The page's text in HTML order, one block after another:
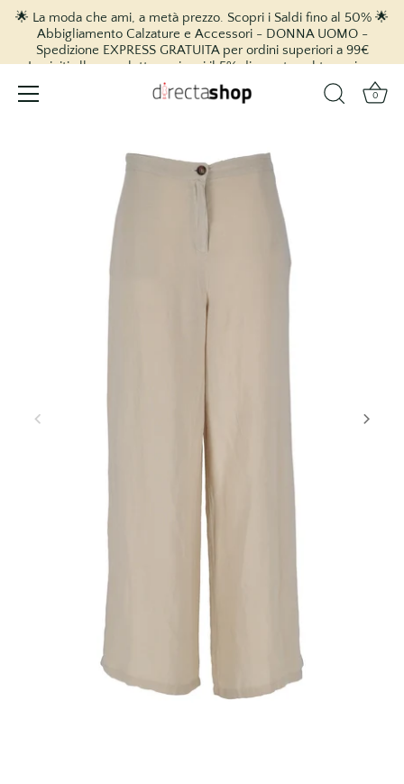
🌟 La moda che ami, a metà prezzo. Scopri i Saldi fino al 50% 🌟
Abbigliamento Calzature e Accessori - DONNA UOMO -
Spedizione EXPRESS GRATUITA per ordini superiori a 99€
Iscriviti alla newsletter e ricevi il 5% di sconto sul tuo primo
acquisto! 🎉
0